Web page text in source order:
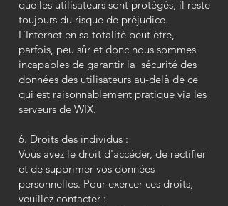
que les utilisateurs sont protégés, il reste
toujours du risque de préjudice.
L’Internet en sa totalité peut être,
parfois, peu sûr et donc nous sommes
incapables de garantir la sécurité des
données des utilisateurs au-delà de ce
qui est raisonnablement pratique via les
serveurs de WIX.
6. Droits des individus :
Vous avez le droit d'accéder, de rectifier
et de supprimer vos données
personnelles. Pour exercer ces droits,
veuillez contacter :